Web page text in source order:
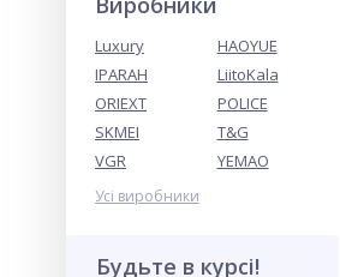
Luxury
HAOYUE
IPARAH
LiitoKala
ORIEXT
POLICE
SKMEI
T&G
VGR
YEMAO
Усі виробники
Будьте в курсі!